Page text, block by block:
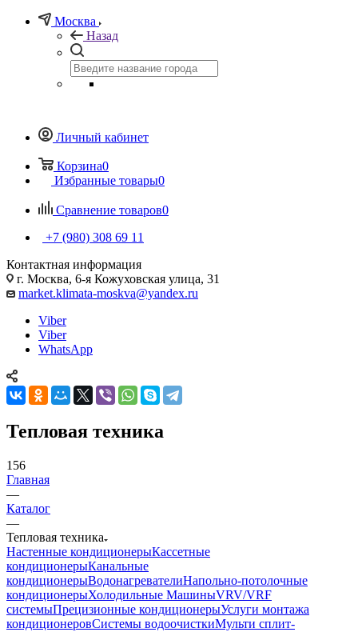
Москва
Назад
Личный кабинет
Корзина0
Избранные товары0
Сравнение товаров0
+7 (980) 308 69 11
Контактная информация
г. Москва, 6-я Кожуховская улица, 31
market.klimata-moskva@yandex.ru
Viber
Viber
WhatsApp
Тепловая техника
156
Главная
—
Каталог
—
Тепловая техника
Настенные кондиционерыКассетные
кондиционерыКанальные
кондиционерыВодонагревателиНапольно-потолочные
кондиционерыХолодильные МашиныVRV/VRF
системыПрецизионные кондиционерыУслуги монтажа
кондиционеровСистемы водоочисткиМульти сплит-